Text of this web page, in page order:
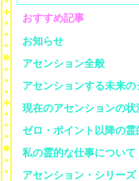
おすすめ記事
お知らせ
アセンション全般
アセンションする未来の
現在のアセンションの状
ゼロ・ポイント以降の
私の霊的な仕事について
アセンション・シリー